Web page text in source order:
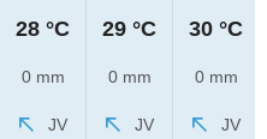
28 °C
0 mm
JV
29 °C
0 mm
JV
30 °C
0 mm
JV